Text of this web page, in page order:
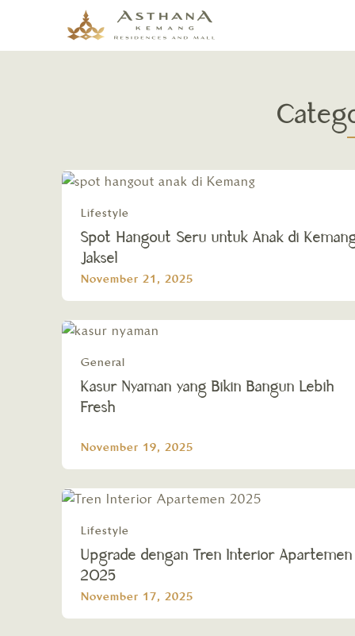
Lifestyle
Spot Hangout Seru untuk Anak di
Jaksel
November 21, 2025
General
Kasur Nyaman yang Bikin Bangun Lebih
Fresh
November 19, 2025
Lifestyle
Upgrade dengan Tren Interior Apartemen
2025
November 17, 2025